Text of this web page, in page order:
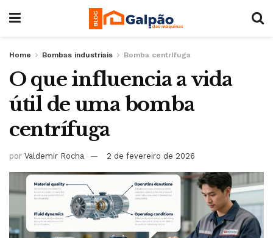
Home Bombas industriais Bomba centrífuga
O que influencia a vida
útil de uma bomba
centrífuga
por Valdemir Rocha 2 de fevereiro de 2026